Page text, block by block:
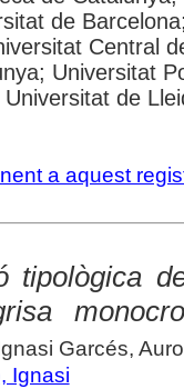
de
Central
Universitat
Universitat de
a aquest
tipològica
Garcés,
Ignasi